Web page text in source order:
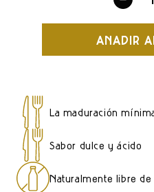
por
Rojas
AÑADIR
La maduración
Sabor dulce y ácido
Naturalmente libre de